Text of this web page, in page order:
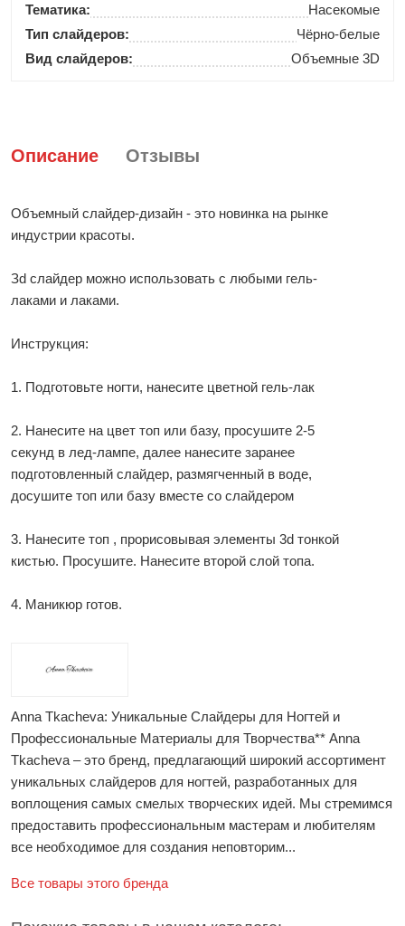
Тематика:
Насекомые
Тип слайдеров:
Чёрно-белые
Вид слайдеров:
Объемные 3D
Описание Отзывы
Объемный слайдер-дизайн - это новинка на рынке
индустрии красоты.
Зd слайдер можно использовать с любыми гель-
лаками и лаками.
Инструкция:
1. Подготовьте ногти, нанесите цветной гель-лак
2. Нанесите на цвет топ или базу, просушите 2-5
секунд в лед-лампе, далее нанесите заранее
подготовленный слайдер, размягченный в воде,
досушите топ или базу вместе со слайдером
3. Нанесите топ , прорисовывая элементы 3d тонкой
кистью. Просушите. Нанесите второй слой топа.
4. Маникюр готов.
Anna Tkacheva: Уникальные Слайдеры для Ногтей и
Профессиональные Материалы для Творчества** Anna
Tkacheva – это бренд, предлагающий широкий ассортимент
уникальных слайдеров для ногтей, разработанных для
воплощения самых смелых творческих идей. Мы стремимся
предоставить профессиональным мастерам и любителям
все необходимое для создания неповторим...
Все товары этого бренда